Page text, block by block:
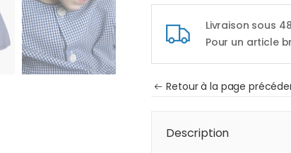
Livraison sous
Pour un article
Retour à la page
Description